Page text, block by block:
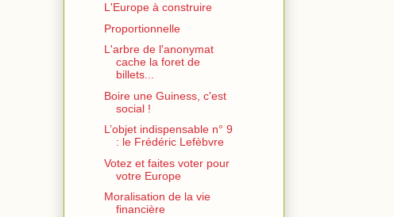
L'Europe à construire
Proportionnelle
L'arbre de l'anonymat
cache la foret de
billets...
Boire une Guiness, c'est
social !
L’objet indispensable n° 9
: le Frédéric Lefèbvre
Votez et faites voter pour
votre Europe
Moralisation de la vie
financière